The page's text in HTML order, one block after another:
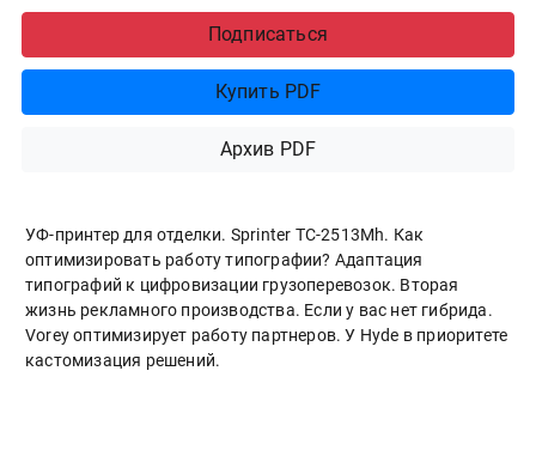
Подписаться
Купить PDF
Архив PDF
УФ-принтер для отделки. Sprinter ТС-2513Mh. Как
оптимизировать работу типографии? Адаптация
типографий к цифровизации грузоперевозок. Вторая
жизнь рекламного производства. Если у вас нет гибрида.
Vorey оптимизирует работу партнеров. У Hyde в приоритете
кастомизация решений.